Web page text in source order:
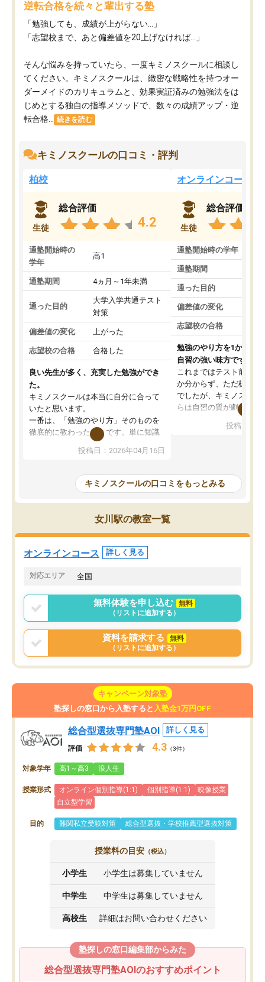
逆転合格を続々と輩出する塾
「勉強しても、成績が上がらない…」
「志望校まで、あと偏差値を20上げなければ…」
そんな悩みを持っていたら、一度キミノスクールに相談し
てください。キミノスクールは、緻密な戦略性を持つオー
ダーメイドのカリキュラムと、効果実証済みの勉強法をは
じめとする独自の指導メソッドで、数々の成績アップ・逆
転合格...
続きを読む
キミノスクールの口コミ・評判
柏校
生徒
総合評価
4.2
通塾開始時の
学年
高1
通塾期間 4ヵ月～1年未満
通った目的
大学入学共通テスト
対策
偏差値の変化 上がった
志望校の合格 合格した
良い先生が多く、充実した勉強ができ
た。
キミノスクールは本当に自分に合って
いたと思います。
一番は、「勉強のやり方」そのものを
徹底的に教わったことです。単に知識
を詰め込むのではなく、自学自習の習
慣が身につくよう並走してくれるの
はなくなりました。
講師の方との距離も近く、親身なコー
チングのおかげで、停滞期もモチベー
ションを維持できました。「やらされ
る勉強」から「目標のための勉強」へ
意識が変わったことが、目標校への合
投稿日：2026年04月16日
オンラインコース
生徒
総合評価
通塾開始時の学年
通塾期間
通った目的
偏差値の変化
志望校の合格
勉強のやり方を1から教
自習の強い味方です。
これまではテスト前に何
か分からず、ただ机に座
でしたが、キミノスクー
らは自習の質が劇的に変
を明確にしてくれるの
の仕方をコーチングして
ルなので、家での学習習
身につきました。結果と
た。自分から学ぶ姿勢を
投稿日：
キミノスクールの口コミをもっとみる
女川駅の教室一覧
オンラインコース 詳しく見る
対応エリア 全国
無料体験を申し込む
無料
（リストに追加する）
資料を請求する
無料
（リストに追加する）
キャンペーン対象塾
塾探しの窓口から入塾すると 入塾金1万円OFF
総合型選抜専門塾AOI 詳しく見る
評価 4.3 （3件）
対象学年 高1～高3 浪人生
授業形式 オンライン個別指導(1:1) 個別指導(1:1)
映像授業
自立型学習
目的 難関私立受験対策 総合型選抜・学校推薦型選抜対策
授業料の目安 （税込）
小学生 小学生は募集していません
中学生 中学生は募集していません
高校生 詳細はお問い合わせください
塾探しの窓口編集部からみた
総合型選抜専門塾AOIのおすすめポイント